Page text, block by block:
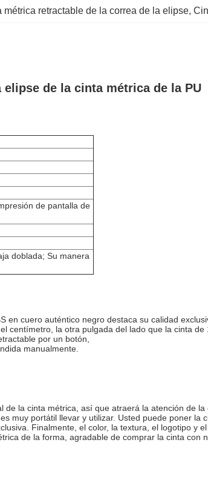
métrica retractable de la correa de la elipse,
de la cinta métrica de la PU
de pantalla de
doblada; Su manera
cuero auténtico negro destaca su calidad
centímetro, la otra pulgada del lado que la cinta
por un botón,
manualmente.
la cinta métrica, así que atraerá la atención de
muy portátil llevar y utilizar. Usted puede poner
Finalmente, el color, la textura, el logotipo y
de la forma, agradable de comprar la cinta con